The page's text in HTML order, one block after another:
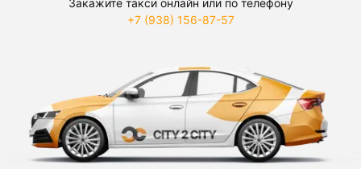
Закажите такси онлайн или по телефону
+7 (938) 156-87-57